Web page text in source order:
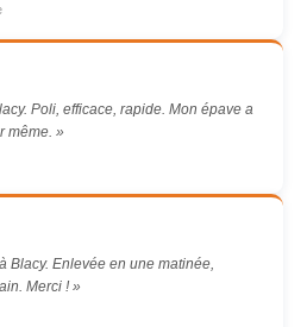
Poli, efficace, rapide. Mon épave a
même. »
Blacy. Enlevée en une matinée,
Merci ! »